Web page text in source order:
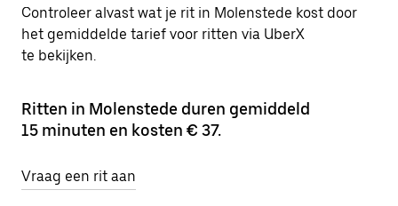
Controleer alvast wat je rit in Molenstede kost door
het gemiddelde tarief voor ritten via UberX
te bekijken.
Ritten in Molenstede duren gemiddeld
15 minuten en kosten € 37.
Vraag een rit aan